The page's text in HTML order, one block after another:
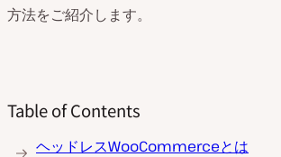
方法をご紹介します。
Table of Contents
ヘッドレスWooCommerceとは